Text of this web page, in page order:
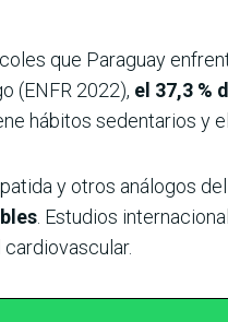
que Paraguay
(ENFR 2022), el 37,3 %
hábitos sedentarios y
y otros análogos del
. Estudios